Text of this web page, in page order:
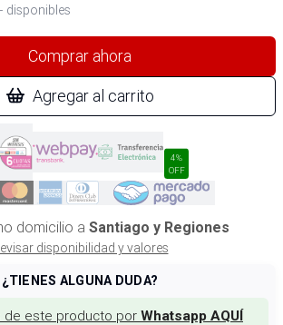
disponibles
Comprar ahora
Agregar al carrito
4%
OFF
domicilio a Santiago y Regiones
disponibilidad y valores
¿TIENES ALGUNA DUDA?
de este producto por Whatsapp AQUÍ